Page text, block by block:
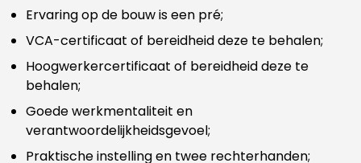
Ervaring op de bouw is een pré;
VCA-certificaat of bereidheid deze te behalen;
Hoogwerkercertificaat of bereidheid deze te
behalen;
Goede werkmentaliteit en
verantwoordelijkheidsgevoel;
Praktische instelling en twee rechterhanden;